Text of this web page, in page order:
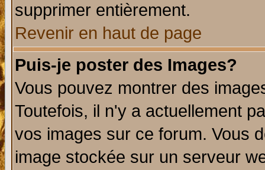
supprimer entièrement.
Revenir en haut de page
Puis-je poster des Images?
Vous pouvez montrer des
Toutefois, il n'y a actuellement
vos images sur ce forum. Vous
image stockée sur un serveur